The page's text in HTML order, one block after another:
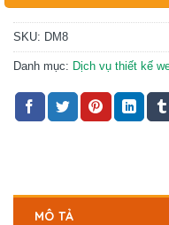
SKU: DM8
Danh mục: Dịch vụ thiết kế
MÔ TẢ